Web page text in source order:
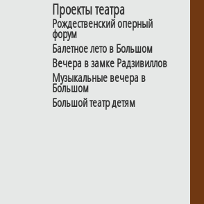
Проекты театра
Рождественский оперный
форум
Балетное лето в Большом
Вечера в замке Радзивиллов
Музыкальные вечера в
Большом
Большой театр детям